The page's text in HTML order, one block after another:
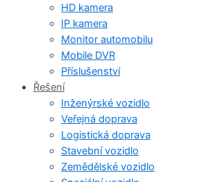
HD kamera
IP kamera
Monitor automobilu
Mobile DVR
Příslušenství
Řešení
Inženýrské vozidlo
Veřejná doprava
Logistická doprava
Stavební vozidlo
Zemědělské vozidlo